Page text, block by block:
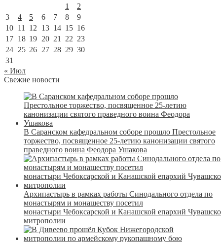
1
2
3
4 5 6 7 8
9
10 11 12 13 14 15 16
17 18 19 20 21 22 23
24 25 26 27 28 29 30
31
« Июл
Свежие новости
В Саранском кафедральном соборе прошло Престольное
торжество, посвященное 25-летию канонизации святого
праведного воина Феодора Ушакова
Архипастырь в рамках работы Синодального отдела по
монастырям и монашеству посетил
монастыри Чебоксарской и Канашской епархий
митрополии